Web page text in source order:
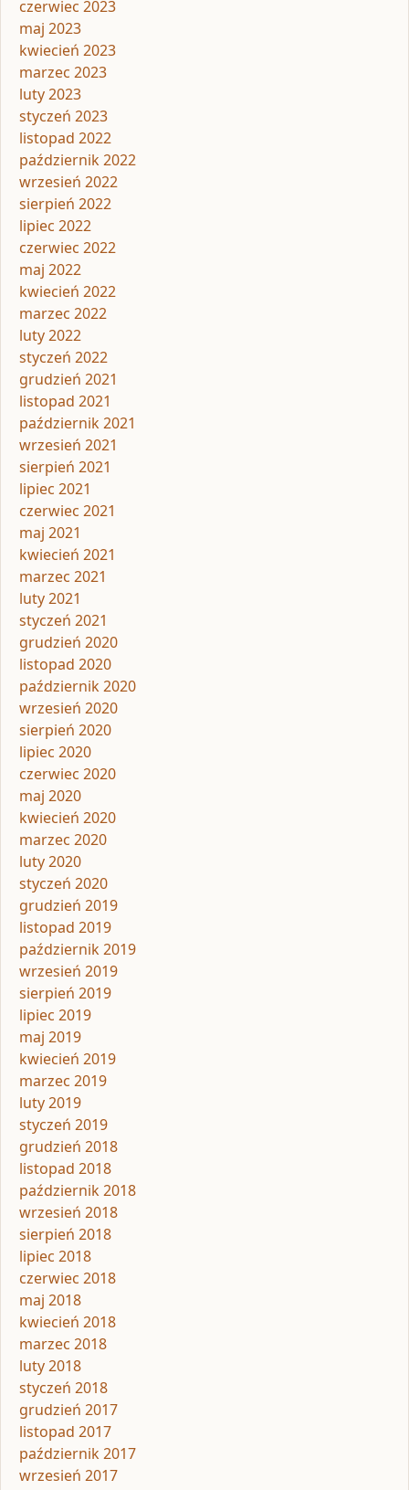
czerwiec 2023
maj 2023
kwiecień 2023
marzec 2023
luty 2023
styczeń 2023
listopad 2022
październik 2022
wrzesień 2022
sierpień 2022
lipiec 2022
czerwiec 2022
maj 2022
kwiecień 2022
marzec 2022
luty 2022
styczeń 2022
grudzień 2021
listopad 2021
październik 2021
wrzesień 2021
sierpień 2021
lipiec 2021
czerwiec 2021
maj 2021
kwiecień 2021
marzec 2021
luty 2021
styczeń 2021
grudzień 2020
listopad 2020
październik 2020
wrzesień 2020
sierpień 2020
lipiec 2020
czerwiec 2020
maj 2020
kwiecień 2020
marzec 2020
luty 2020
styczeń 2020
grudzień 2019
listopad 2019
październik 2019
wrzesień 2019
sierpień 2019
lipiec 2019
maj 2019
kwiecień 2019
marzec 2019
luty 2019
styczeń 2019
grudzień 2018
listopad 2018
październik 2018
wrzesień 2018
sierpień 2018
lipiec 2018
czerwiec 2018
maj 2018
kwiecień 2018
marzec 2018
luty 2018
styczeń 2018
grudzień 2017
listopad 2017
październik 2017
wrzesień 2017